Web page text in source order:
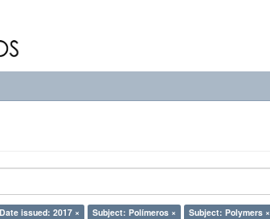
Date issued: 2017 × Subject: Polímeros × Subject: Polymers ×